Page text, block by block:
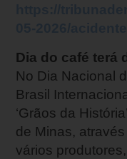
Dia do café terá
No Dia Nacional
Brasil
‘Grãos da
de Minas,
vários